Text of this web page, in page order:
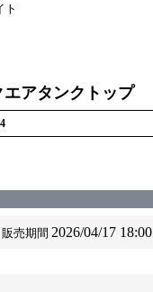
ト
アタンクトップ
販売期間 2026/04/17 18:00